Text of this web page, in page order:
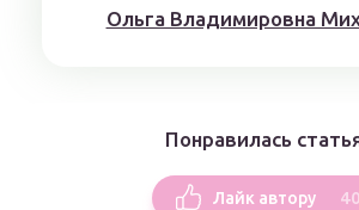
Ольга Владимировна
Понравилась
Лайк автору 40